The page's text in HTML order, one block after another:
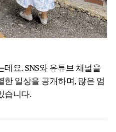
요. SNS와 유튜브 채널을
한 일상을 공개하며, 많은 엄
습니다.